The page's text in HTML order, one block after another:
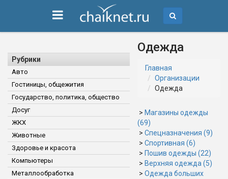
Рубрики
Авто
Гостиницы, общежития
Государство, политика, общество
Досуг
ЖКХ
Животные
Здоровье и красота
Компьютеры
Металлообработка
Одежда
Главная
Организации
Одежда
> Магазины одежды
(69)
> Спецназначения (9)
> Спортивная (6)
> Пошив одежды (22)
> Верхняя одежда (5)
> Одежда больших